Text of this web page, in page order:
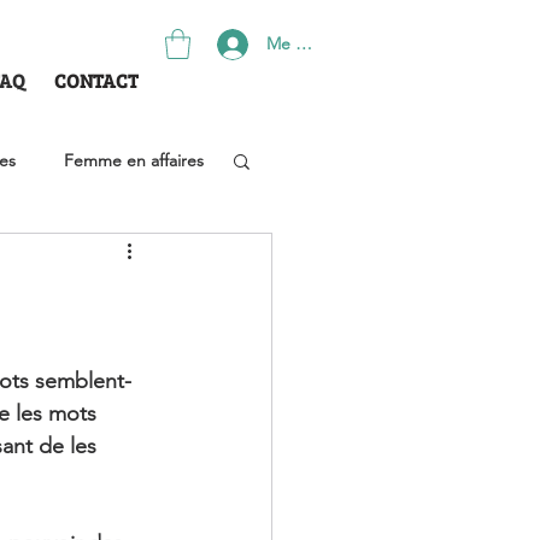
CONTACT
Me connecter
Femme en affaires
Recrutement
semblent-
les mots
de les